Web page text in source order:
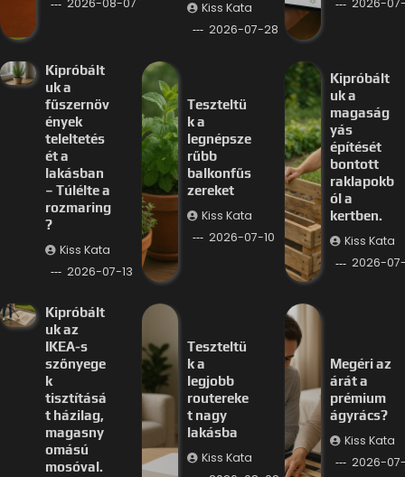
2026-08-07
Kiss Kata
2026-07-28
2026-
Kipróbált
uk a
fűszernöv
ények
teleltetés
ét a
lakásban
– Túlélte a
rozmaring
?
Kiss Kata
2026-07-13
Teszteltü
k a
legnépsze
rűbb
balkonfűs
zereket
Kiss Kata
2026-07-10
Kipróbált
uk a
magaság
yás
építését
bontott
raklapokb
ól a
kertben.
Kiss Kata
2026-
Kipróbált
uk az
IKEA-s
szőnyege
k
tisztításá
t házilag,
magasny
omású
mosóval.
Teszteltü
k a
legjobb
routereke
t nagy
lakásba
Kiss Kata
Megéri az
árát a
prémium
ágyrács?
Kiss Kata
2026-